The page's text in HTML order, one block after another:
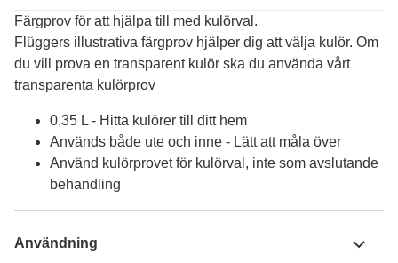
Färgprov för att hjälpa till med kulörval.
Flüggers illustrativa färgprov hjälper dig att välja kulör. Om
du vill prova en transparent kulör ska du använda vårt
transparenta kulörprov
0,35 L - Hitta kulörer till ditt hem
Används både ute och inne - Lätt att måla över
Använd kulörprovet för kulörval, inte som avslutande
behandling
Användning